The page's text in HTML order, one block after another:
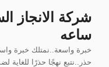
المحتوىساعه
خبرة واسعة..نمتلك خبرة
حذر..نتبع نهجًا حذرًا للغاية